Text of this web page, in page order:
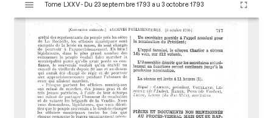
s
Tome LXXV - Du 23 septembre 1793 au 3 octobre 1793